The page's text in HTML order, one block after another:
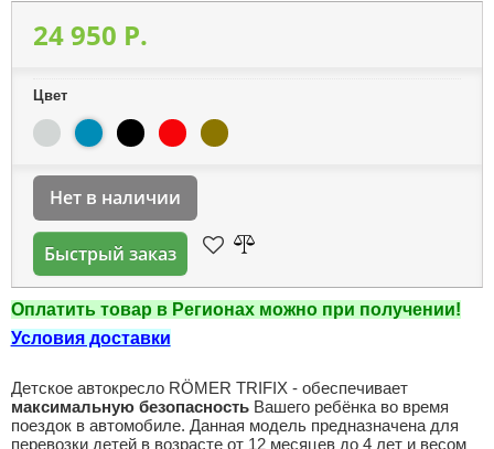
24 950 P.
Цвет
Нет в наличии
Быстрый заказ
Оплатить товар в Регионах можно при получении!
Условия доставки
Детское автокресло RÖMER TRIFIX - обеспечивает
максимальную безопасностьВашего ребёнка во время
поездок в автомобиле. Данная модель предназначена для
перевозки детей в возрасте от 12 месяцев до 4 лет и весом